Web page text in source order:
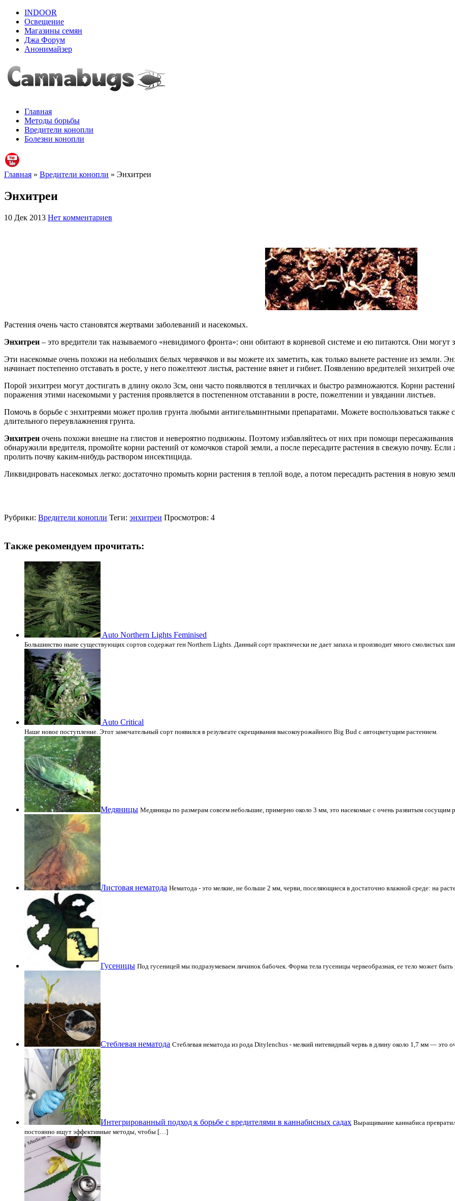
INDOOR
Освещение
Магазины семян
Джа Форум
Анонимайзер
Главная
Методы борьбы
Вредители конопли
Болезни конопли
Главная » Вредители конопли » Энхитреи
Энхитреи
10 Дек 2013 Нет комментариев
Растения очень часто становятся жертвами заболеваний и насекомых.
Энхитреи – это вредители так называемого «невидимого фронта»: они обитают в корневой системе и ею питаются. Они могут
Эти насекомые очень похожи на небольших белых червячков и вы можете их заметить, как только вынете растение из земли.
начинает постепенно отставать в росте, у него пожелтеют листья, растение вянет и гибнет. Появлению вредителей энхитрей
Порой энхитреи могут достигать в длину около 3см, они часто появляются в тепличках и быстро размножаются. Корни
поражения этими насекомыми у растения проявляется в постепенном отставании в росте, пожелтении и увядании листьев.
Помочь в борьбе с энхитреями может пролив грунта любыми антигельминтными препаратами. Можете воспользоваться
длительного переувлажнения грунта.
Энхитреи очень похожи внешне на глистов и невероятно подвижны. Поэтому избавляйтесь от них при помощи
обнаружили вредителя, промойте корни растений от комочков старой земли, а после пересадите растения в свежую почву.
пролить почву каким-нибудь раствором инсектицида.
Ликвидировать насекомых легко: достаточно промыть корни растения в теплой воде, а потом пересадить растения в новую
Рубрики: Вредители конопли Теги: энхитреи Просмотров: 4
Также рекомендуем прочитать:
Auto Northern Lights Feminised
Большинство ныне существующих сортов содержат ген Northern Lights. Данный сорт практически не дает запаха и производит много смолистых
Auto Critical
Наше новое поступление. Этот замечательный сорт появился в результате скрещивания высокоурожайного Big Bud с автоцветущим растением.
Медяницы Медяницы по размерам совсем небольшие, примерно около 3 мм, это насекомые с очень развитым
Листовая нематода Нематода - это мелкие, не больше 2 мм, черви, поселяющиеся в достаточно влажной среде: на
Гусеницы Под гусеницей мы подразумеваем личинок бабочек. Форма тела гусеницы червеобразная, ее тело может
Стеблевая нематода Стеблевая нематода из рода Ditylenchus - мелкий нитевидный червь в длину около 1,7 мм — это
Интегрированный подход к борьбе с вредителями в каннабисных садах Выращивание каннабиса
постоянно ищут эффективные методы, чтобы […]